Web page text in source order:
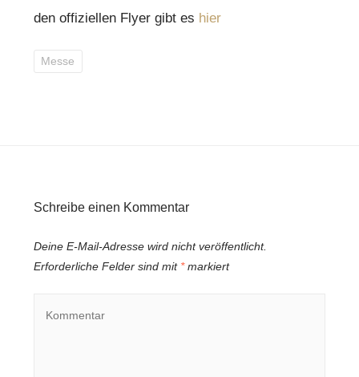
den offiziellen Flyer gibt es hier
Messe
Schreibe einen Kommentar
Deine E-Mail-Adresse wird nicht veröffentlicht.
Erforderliche Felder sind mit *markiert